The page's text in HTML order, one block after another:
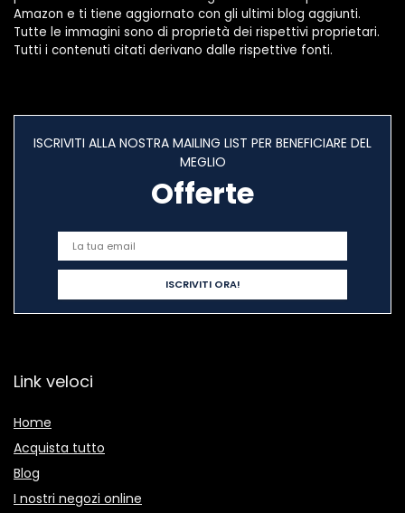
Amazon e ti tiene aggiornato con gli ultimi blog aggiunti.
Tutte le immagini sono di proprietà dei rispettivi proprietari.
Tutti i contenuti citati derivano dalle rispettive fonti.
ISCRIVITI ALLA NOSTRA MAILING LIST PER BENEFICIARE DEL
MEGLIO
Offerte
Link veloci
Home
Acquista tutto
Blog
I nostri negozi online